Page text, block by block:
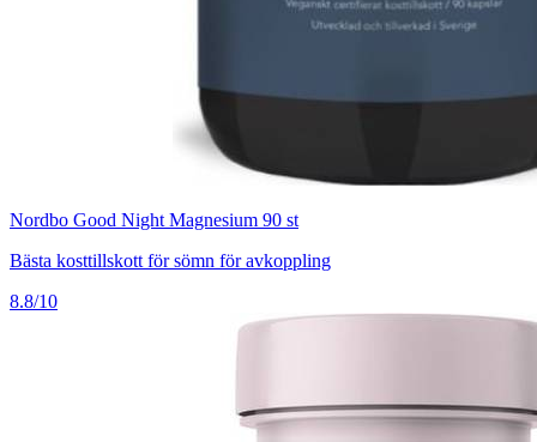
Nordbo Good Night Magnesium 90 st
Bästa kosttillskott för sömn för avkoppling
8.8/10